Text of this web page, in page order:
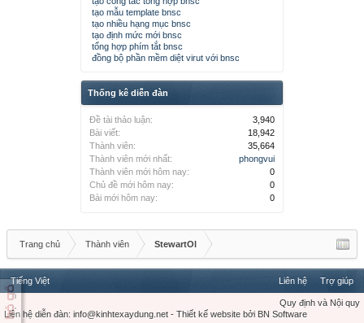
tạo mẫu template bnsc
tạo nhiều hạng mục bnsc
tạo định mức mới bnsc
tổng hợp phím tắt bnsc
đồng bộ phần mềm diệt virut với bnsc
Thống kê diễn đàn
Đề tài thảo luận:
3,940
Bài viết:
18,942
Thành viên:
35,664
Thành viên mới nhất:
phongvui
Thành viên mới hôm nay:
0
Chủ đề mới hôm nay:
0
Bài mới hôm nay:
0
Trang chủ Thành viên StewartOl
Tiếng Việt Liên hệ Trợ giúp
Quy định và Nội quy
Liên hệ diễn đàn: info@kinhtexaydung.net - Thiết kế website bởi BN Software